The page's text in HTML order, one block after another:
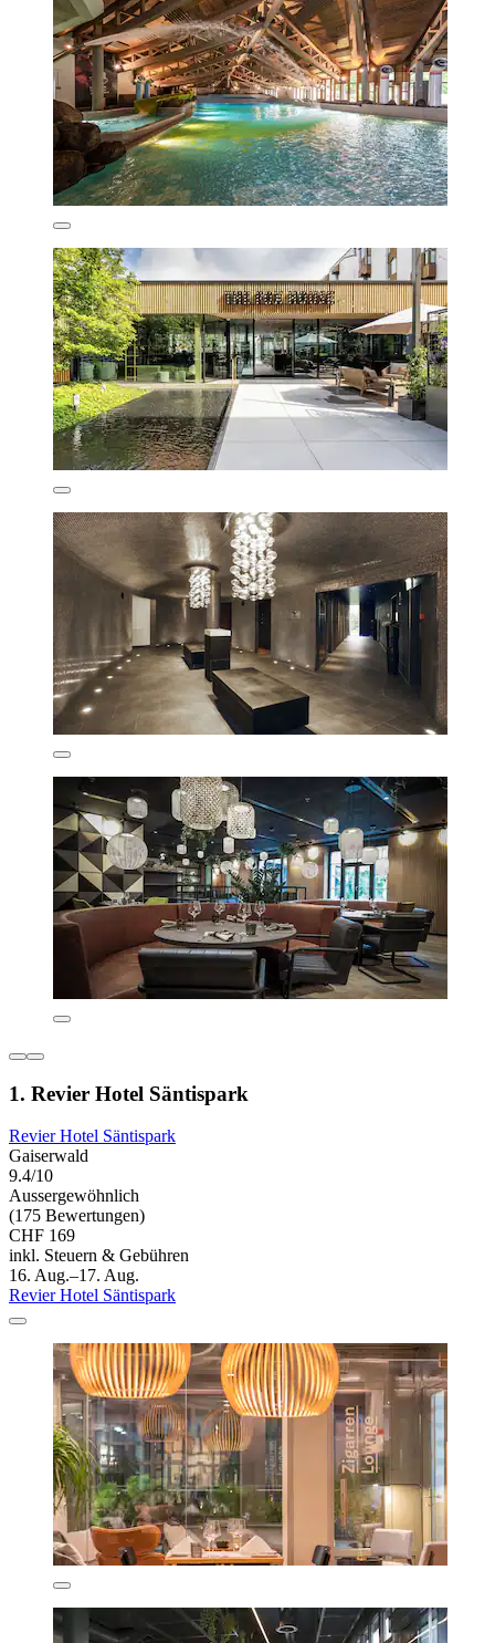
1. Revier Hotel Säntispark
Revier Hotel Säntispark
Gaiserwald
9.4/10
Aussergewöhnlich
(175 Bewertungen)
CHF 169
inkl. Steuern & Gebühren
16. Aug.–17. Aug.
Revier Hotel Säntispark